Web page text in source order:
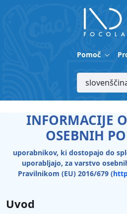
Pomoč
INFORMACIJE
OSEBNIH
uporabnikov, ki dostopajo do
uporabljajo, za varstvo
Pravilnikom (EU) 2016/679 (
Uvod